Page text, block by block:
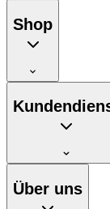
Shop
Über uns